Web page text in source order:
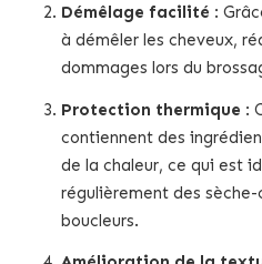
Démêlage facilité :
à démêler les cheveux,
dommages lors du
Protection thermique :
contiennent des
de la chaleur, ce qui est
régulièrement des sèche-
boucleurs.